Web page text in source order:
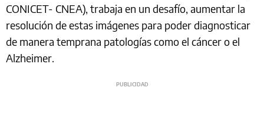
CONICET- CNEA), trabaja en un desafío, aumentar la
resolución de estas imágenes para poder diagnosticar
de manera temprana patologías como el cáncer o el
Alzheimer.